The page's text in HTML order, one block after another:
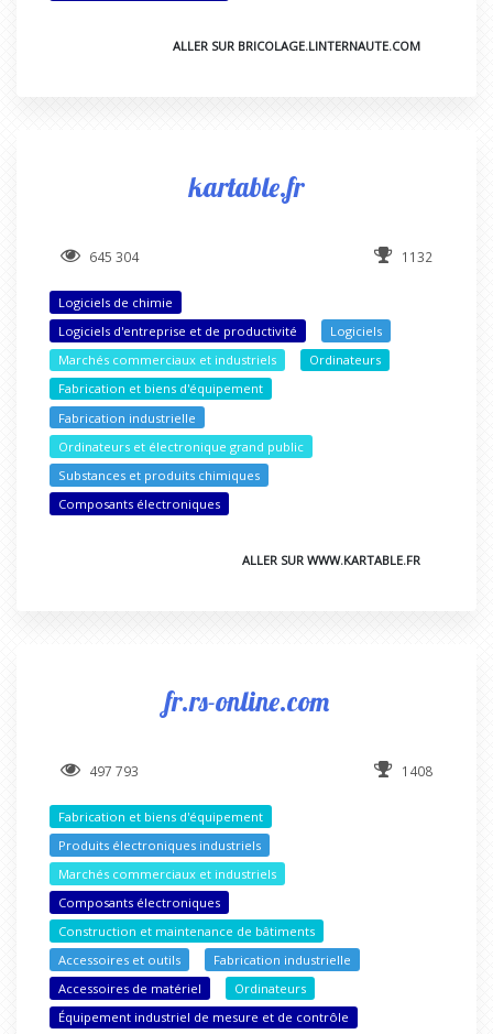
ALLER SUR BRICOLAGE.LINTERNAUTE.COM
kartable.fr
645 304 1132
Logiciels de chimie
Logiciels d'entreprise et de productivité
Logiciels
Marchés commerciaux et industriels
Ordinateurs
Fabrication et biens d'équipement
Fabrication industrielle
Ordinateurs et électronique grand public
Substances et produits chimiques
Composants électroniques
ALLER SUR WWW.KARTABLE.FR
fr.rs-online.com
497 793 1408
Fabrication et biens d'équipement
Produits électroniques industriels
Marchés commerciaux et industriels
Composants électroniques
Construction et maintenance de bâtiments
Accessoires et outils
Fabrication industrielle
Accessoires de matériel
Ordinateurs
Équipement industriel de mesure et de contrôle